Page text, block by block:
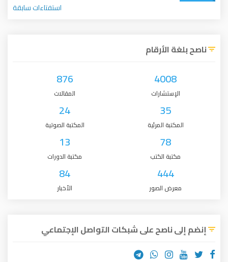
استفتاءات سابقة
ناصح بلغة الأرقام
4008
الإستشارات
876
المقالات
35
المكتبة المرئية
24
المكتبة الصوتية
78
مكتبة الكتب
13
مكتبة الدورات
444
معرض الصور
84
الأخبار
إنضم إلى ناصح على شبكات التواصل الإجتماعي